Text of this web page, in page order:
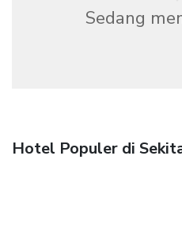
Sedang
Hotel Populer di